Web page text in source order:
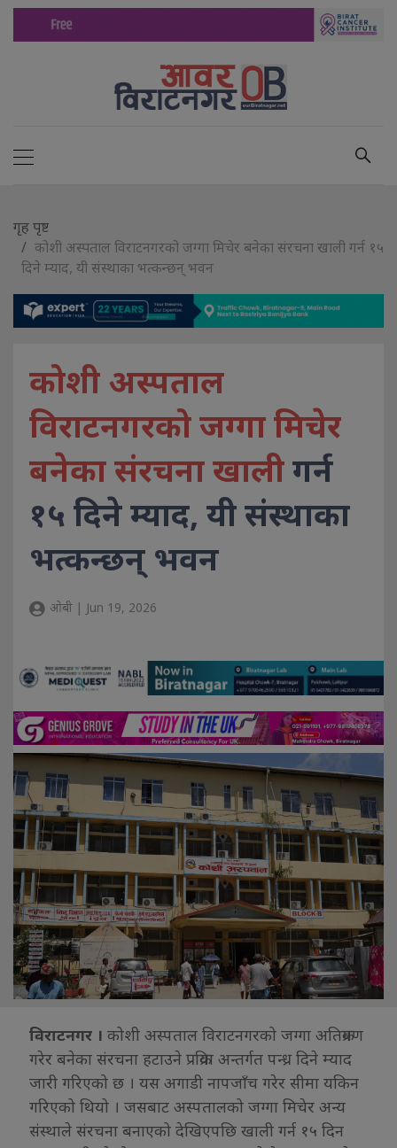
गृह पृष्ट
कोशी अस्पताल विराटनगरको जग्गा मिचेर बनेका संरचना खाली गर्न १५
दिने म्याद, यी संस्थाका भत्कन्छन् भवन
कोशी अस्पताल
विराटनगरको जग्गा मिचेर
बनेका संरचना खालीगर्न
१५ दिने म्याद, यी संस्थाका
भत्कन्छन् भवन
ओबी | Jun 19, 2026
विराटनगर । कोशी अस्पताल विराटनगरको जग्गा अतिक्रमण
गरेर बनेका संरचना हटाउने प्रक्रिया अन्तर्गत पन्ध्र दिने म्याद
जारी गरिएको छ । यस अगाडी नापजाँच गरेर सीमा यकिन
गरिएको थियो । जसबाट अस्पतालको जग्गा मिचेर अन्य
संस्थाले संरचना बनाएको देखिएपछि खाली गर्न १५ दिन